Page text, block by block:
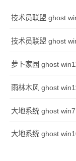
技术员联盟 ghost
技术员联盟 ghost
萝卜家园 ghost
雨林木风 ghost
大地系统 ghost
大地系统 ghost